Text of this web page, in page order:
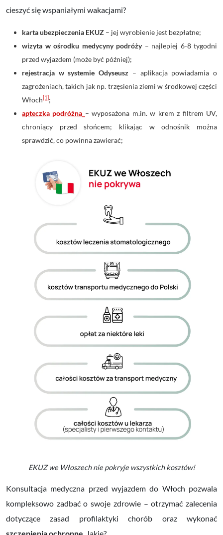
cieszyć się wspaniałymi wakacjami?
karta ubezpieczenia EKUZ – jej wyrobienie jest bezpłatne;
wizyta w ośrodku medycyny podróży– najlepiej 6-8 tygodni
przed wyjazdem (może być później);
rejestracja w systemie Odyseusz – aplikacja powiadamia o
zagrożeniach, takich jak np. trzęsienia ziemi w środkowej części
Włoch[1];
apteczka podróżna – wyposażona m.in. w krem z filtrem UV,
chroniący przed słońcem; klikając w odnośnik można
sprawdzić, co powinna zawierać;
EKUZ we Włoszech nie pokryje wszystkich kosztów!
Konsultacja medyczna przed wyjazdem do Włoch pozwala
kompleksowo zadbać o swoje zdrowie – otrzymać zalecenia
dotyczące zasad profilaktyki chorób oraz wykonać